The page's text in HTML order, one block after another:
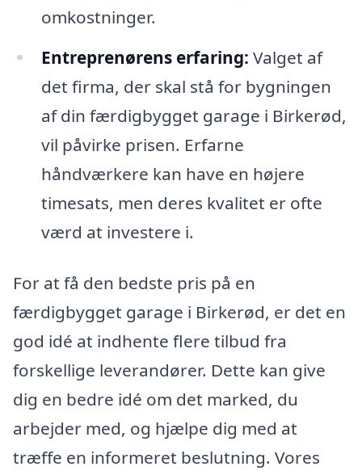
omkostninger.
Entreprenørens erfaring: Valget af
det firma, der skal stå for bygningen
af din færdigbygget garage i Birkerød,
vil påvirke prisen. Erfarne
håndværkere kan have en højere
timesats, men deres kvalitet er ofte
værd at investere i.
For at få den bedste pris på en
færdigbygget garage i Birkerød, er det en
god idé at indhente flere tilbud fra
forskellige leverandører. Dette kan give
dig en bedre idé om det marked, du
arbejder med, og hjælpe dig med at
træffe en informeret beslutning. Vores